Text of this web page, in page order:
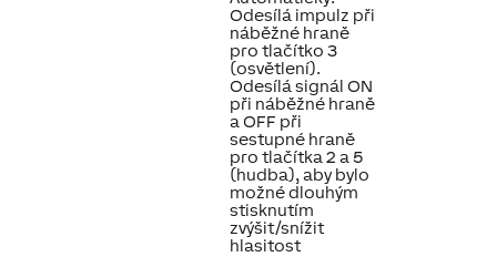
Odesílá impulz při
náběžné hraně
pro tlačítko 3
(osvětlení).
Odesílá signál ON
při náběžné hraně
a OFF při
sestupné hraně
pro tlačítka 2 a 5
(hudba), aby bylo
možné dlouhým
stisknutím
zvýšit/snížit
hlasitost